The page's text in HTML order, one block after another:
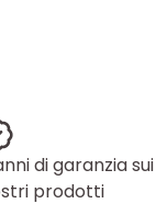
di garanzia sui
prodotti